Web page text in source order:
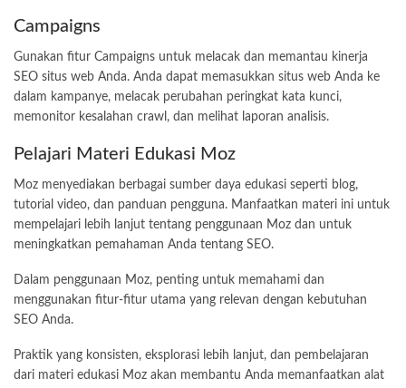
Campaigns
Gunakan fitur Campaigns untuk melacak dan memantau kinerja
SEO situs web Anda. Anda dapat memasukkan situs web Anda ke
dalam kampanye, melacak perubahan peringkat kata kunci,
memonitor kesalahan crawl, dan melihat laporan analisis.
Pelajari Materi Edukasi Moz
Moz menyediakan berbagai sumber daya edukasi seperti blog,
tutorial video, dan panduan pengguna. Manfaatkan materi ini untuk
mempelajari lebih lanjut tentang penggunaan Moz dan untuk
meningkatkan pemahaman Anda tentang SEO.
Dalam penggunaan Moz, penting untuk memahami dan
menggunakan fitur-fitur utama yang relevan dengan kebutuhan
SEO Anda.
Praktik yang konsisten, eksplorasi lebih lanjut, dan pembelajaran
dari materi edukasi Moz akan membantu Anda memanfaatkan alat